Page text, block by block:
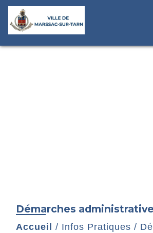
Démarches
Accueil / Infos Pratiques /